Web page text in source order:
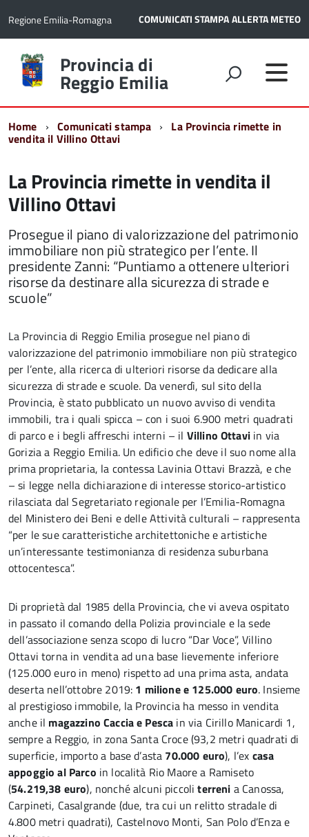
Regione Emilia-Romagna COMUNICATI STAMPAALLERTA METEO
Torna
alla
home
Provincia di
Reggio Emilia
Home Comunicati stampa La Provincia rimette in
vendita il Villino Ottavi
La Provincia rimette in vendita il
Villino Ottavi
Prosegue il piano di valorizzazione del patrimonio
immobiliare non più strategico per l’ente. Il
presidente Zanni: “Puntiamo a ottenere ulteriori
risorse da destinare alla sicurezza di strade e
scuole”
La Provincia di Reggio Emilia prosegue nel piano di
valorizzazione del patrimonio immobiliare non più strategico
per l’ente, alla ricerca di ulteriori risorse da dedicare alla
sicurezza di strade e scuole. Da venerdì, sul sito della
Provincia, è stato pubblicato un nuovo avviso di vendita
immobili, tra i quali spicca – con i suoi 6.900 metri quadrati
di parco e i begli affreschi interni – il Villino Ottaviin via
Gorizia a Reggio Emilia. Un edificio che deve il suo nome alla
prima proprietaria, la contessa Lavinia Ottavi Brazzà, e che
– si legge nella dichiarazione di interesse storico-artistico
rilasciata dal Segretariato regionale per l’Emilia-Romagna
del Ministero dei Beni e delle Attività culturali – rappresenta
“per le sue caratteristiche architettoniche e artistiche
un’interessante testimonianza di residenza suburbana
ottocentesca”.
Di proprietà dal 1985 della Provincia, che vi aveva ospitato
in passato il comando della Polizia provinciale e la sede
dell’associazione senza scopo di lucro “Dar Voce”, Villino
Ottavi torna in vendita ad una base lievemente inferiore
(125.000 euro in meno) rispetto ad una prima asta, andata
deserta nell’ottobre 2019: 1 milione e 125.000 euro. Insieme
al prestigioso immobile, la Provincia ha messo in vendita
anche il magazzino Caccia e Pesca in via Cirillo Manicardi 1,
sempre a Reggio, in zona Santa Croce (93,2 metri quadrati di
superficie, importo a base d’asta 70.000 euro), l’ex casa
appoggio al Parco in località Rio Maore a Ramiseto
(54.219,38 euro), nonché alcuni piccoliterreni a Canossa,
Carpineti, Casalgrande (due, tra cui un relitto stradale di
4.800 metri quadrati), Castelnovo Monti, San Polo d’Enza e